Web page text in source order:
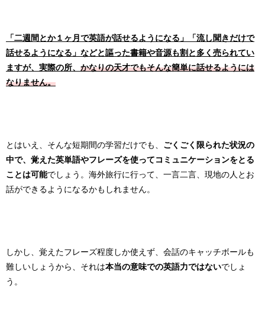
「二週間とか１ヶ月で英語が話せるようになる」「流し聞きだけで
話せるようになる」などと謳った書籍や音源も割と多く売られてい
ますが、実際の所、 かなりの天才でもそんな簡単に話せるようには
なりません。
とはいえ、そんな短期間の学習だけでも、 ごくごく限られた状況の
中で、覚えた英単語やフレーズを使ってコミュニケーションをとる
ことは可能でしょう。海外旅行に行って、一言二言、現地の人とお
話ができるようになるかもしれません。
しかし、覚えたフレーズ程度しか使えず、会話のキャッチボールも
難しいしょうから、それは本当の意味での英語力ではないでしょ
う。